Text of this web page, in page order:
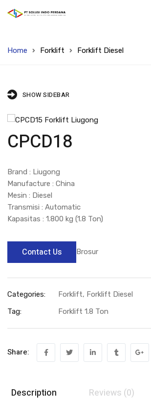
Home Forklift Forklift Diesel
SHOW SIDEBAR
CPCD18
Brand : Liugong
Manufacture : China
Mesin : Diesel
Transmisi : Automatic
Kapasitas : 1.800 kg (1.8 Ton)
Contact Us Brosur
Categories: Forklift, Forklift Diesel
Tag:
Forklift 1.8 Ton
Share:
Description Reviews (0)